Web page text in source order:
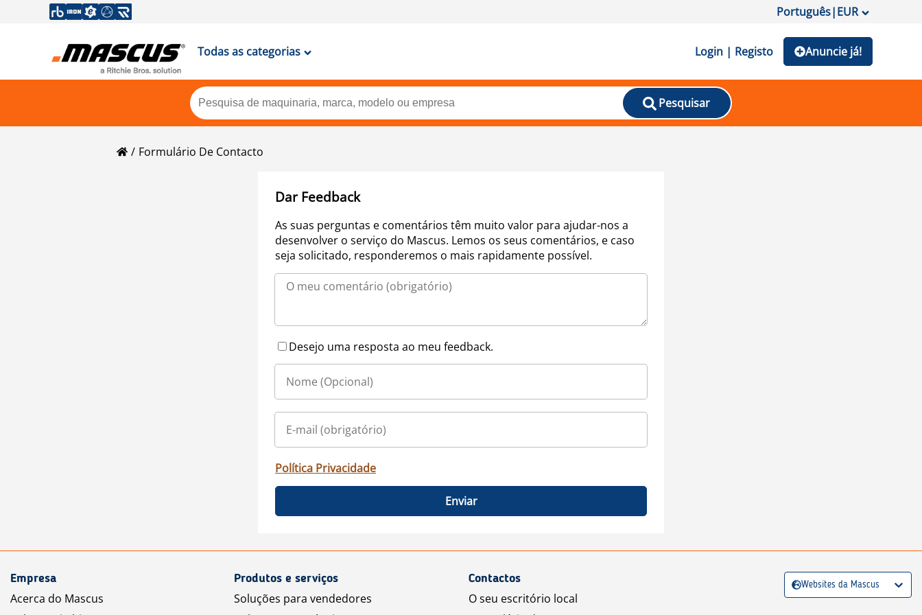
Português|EUR
Todas as categorias Login | Registo Anuncie já!
Pesquisar
Formulário De Contacto
Dar Feedback
As suas perguntas e comentários têm muito valor para ajudar-nos a
desenvolver o serviço do Mascus. Lemos os seus comentários, e caso
seja solicitado, responderemos o mais rapidamente possível.
Desejo uma resposta ao meu feedback.
Política Privacidade
Enviar
Empresa
Acerca do Mascus
Produtos e serviços
Soluções para vendedores
Contactos
O seu escritório local
Websites da Mascus